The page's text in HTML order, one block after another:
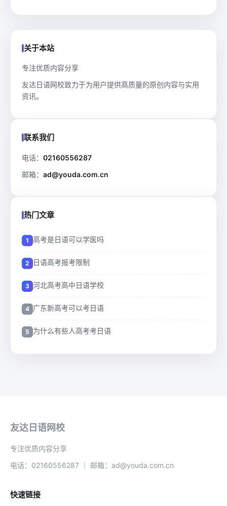
关于本站
专注优质内容分享
友达日语网校致力于为用户提供高质量的原创内容与实用
资讯。
联系我们
电话： 02160556287
邮箱： ad@youda.com.cn
热门文章
高考是日语可以学医吗
日语高考报考限制
河北高考高中日语学校
广东新高考可以考日语
为什么有些人高考考日语
友达日语网校
专注优质内容分享
电话：02160556287 ｜ 邮箱：ad@youda.com.cn
快速链接